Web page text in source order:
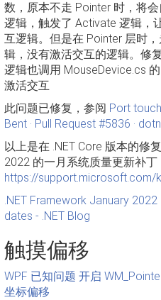
数，原本不走 Pointer 时，将
逻辑，触发了 Activate 逻辑，
互逻辑。但是在 Pointer 层时
辑，没有激活交互的逻辑。修
逻辑也调用 MouseDevice.cs
激活交互
此问题已修复，参阅 Port
Bent · Pull Request #5836 ·
以上是在 .NET Core 版本的修
2022 的一月系统质量更新补
https://support.microsoft.com/
.NET Framework January
dates - .NET Blog
触摸偏移
WPF 已知问题 开启
坐标偏移